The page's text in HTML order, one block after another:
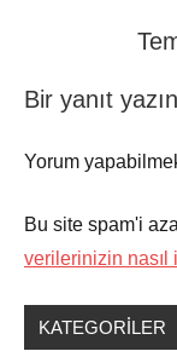
uygulamaları,
Programlama
Bir yanıt yazın
Yorum
Bu site spam'i
verilerinizin nasıl
KATEGORILER